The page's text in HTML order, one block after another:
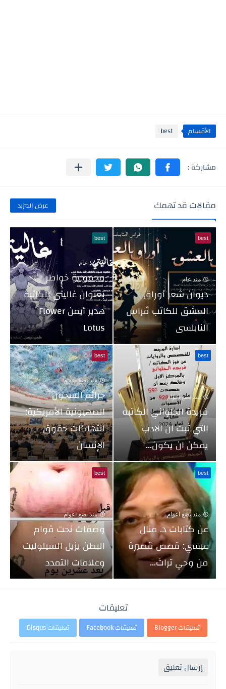
الأقسام best
مقالات قد تهمك عرض المزيد
best
منذ عام
ديوان شعر أوراق
العشق للكاتب فراس
النابلسى
best
منذ عام
مجموعة خواطر
بعنوان غاليتى للكاتبة
هدير أيمن Flower
Lotus
best
منذ بضع اعوام
فريدة الحلواني الكاتبه
التي ثبت ان الادب
يمكن ان يكون...
best
منذ بضع اعوام
جرائم السجون
الصهيونية الأمريكية:
انتهاكات حقوق
الإنسان
best
منذ بضع اعوام
عن كتابات د. منال
عيسي: قصص قصيرة
من وحي تراث...
best
منذ بضع اعوام
وصفات نحت قوام
البطن يزيل السيلوليت
وعلامات التمدد
تعليقات
تعليقات Blogger تعليقات Facebook تعليقات Disqus
إرسال تعليق